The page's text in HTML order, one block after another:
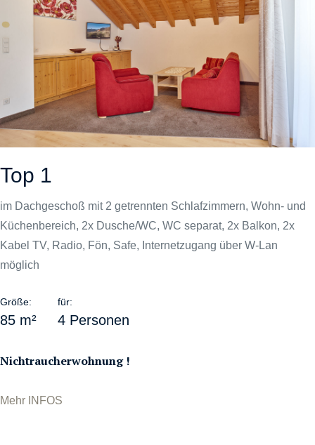
Top 1
im Dachgeschoß mit 2 getrennten Schlafzimmern, Wohn- und
Küchenbereich, 2x Dusche/WC, WC separat, 2x Balkon, 2x
Kabel TV, Radio, Fön, Safe, Internetzugang über W-Lan
möglich
Größe:
85 m²
für:
4 Personen
Nichtraucherwohnung !
Mehr INFOS